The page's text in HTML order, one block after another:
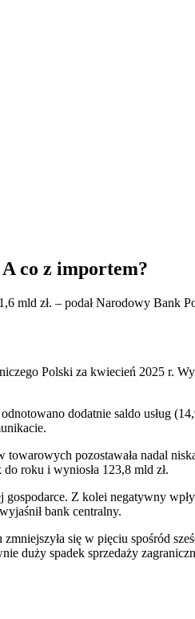
co z importem?
mld zł. – podał Narodowy Bank
Polski za kwiecień 2025 r.
dodatnie saldo usług
pozostawała nadal
roku i wyniosła 123,8 mld zł.
Z kolei negatywny
bank centralny.
się w pięciu spośród
duży spadek sprzedaży